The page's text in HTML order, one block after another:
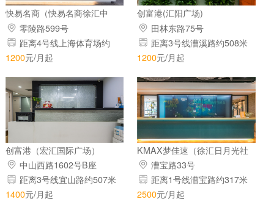
快易名商（快易名商徐汇中
心）零陵路599号
距离4号线上海体育场约
417米
1200元/月起
创富港(汇阳广场)
田林东路75号
距离3号线漕溪路约508米
1200元/月起
创富港（宏汇国际广场）
中山西路1602号B座
距离3号线宜山路约507米
1400元/月起
KMAX梦佳速（徐汇日月光社
区）漕宝路33号
距离1号线漕宝路约317米
2500元/月起